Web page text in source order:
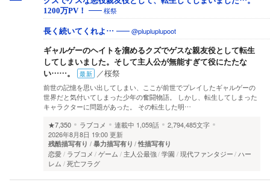
1200万PV！
桜祭
長く続いてくれよ… @plupluplupoot
ギャルゲーのヘイトを溜めるクズでゲスな親友役として転生
してしまいました。そして主人公が無能すぎて役にたたな
い……。
最新 ／桜祭
前世の記憶を思い出してしまい、ここが前世でプレイしたギャルゲーの
世界だと気付いてしまった少年の奮闘物語。 しかし、転生してしまった
キャラクターに問題があった。 その転生した明…
★7,350
ラブコメ 連載中 1,059話
2,794,485文字
2026年8月8日 19:00 更新
残酷描写有り 暴力描写有り 性描写有り
恋愛 ラブコメ ゲーム 主人公最強 学園 現代ファンタジー ハー
レム
死亡フラグ